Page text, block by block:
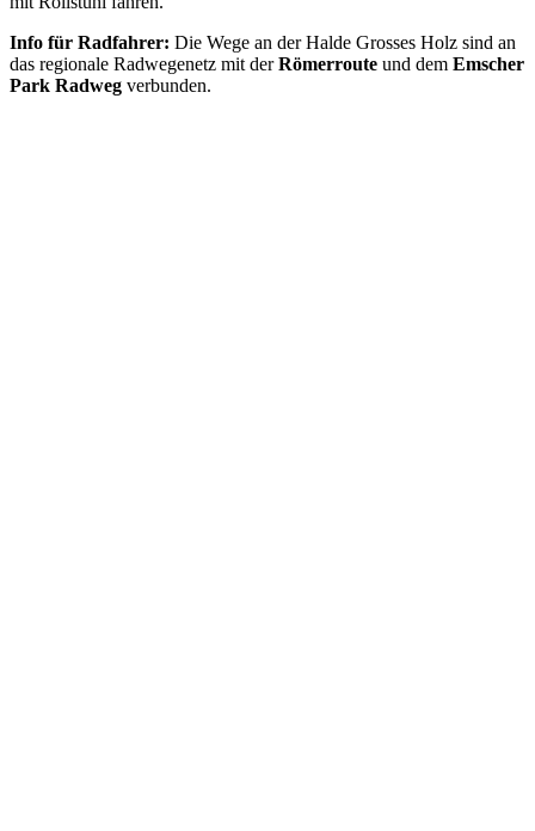
Info für Radfahrer: Die Wege an der Halde Grosses Holz sind an
das regionale Radwegenetz mit derRömerroute und dem Emscher
Park Radweg verbunden.